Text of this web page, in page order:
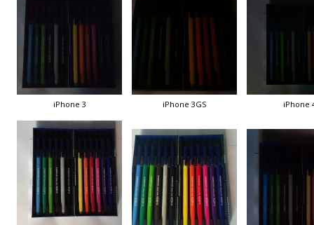
iPhone 3 iPhone 3GS iPhone